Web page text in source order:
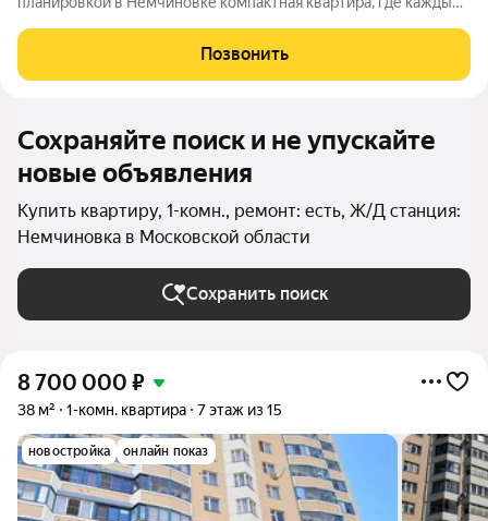
комната 22 м с удобной формой, лоджия и окна на улицу и во
двор создают
Позвонить
Сохраняйте поиск и не упускайте
новые объявления
Купить квартиру, 1-комн., ремонт: есть, Ж/Д станция:
Немчиновка в Московской области
Сохранить поиск
8 700 000 ₽
38 м² 1-комн. квартира 7 этаж из 15
новостройка онлайн показ